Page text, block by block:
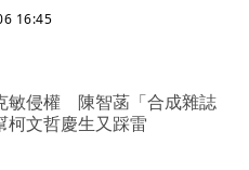
16:45
敏侵權 陳智菡「合成雜誌
柯文哲慶生又踩雷